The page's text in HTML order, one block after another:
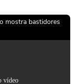
mostra bastidores